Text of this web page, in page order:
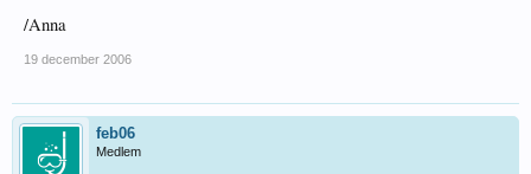
/Anna
19 december 2006
feb06
Medlem